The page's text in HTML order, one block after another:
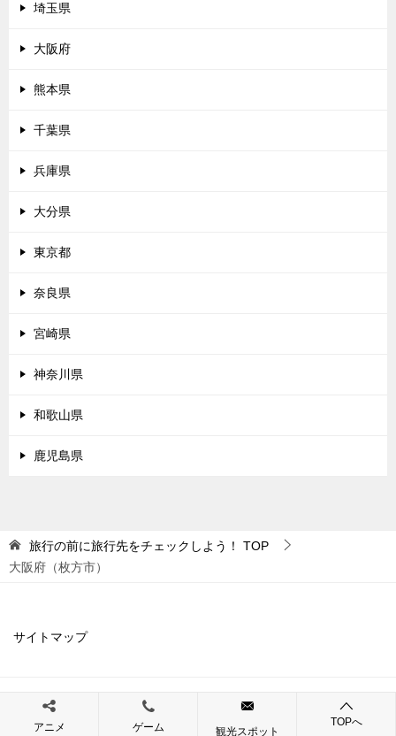
埼玉県
大阪府
熊本県
千葉県
兵庫県
大分県
東京都
奈良県
宮崎県
神奈川県
和歌山県
鹿児島県
旅行の前に旅行先をチェックしよう！
TOP
大阪府（枚方市）
サイトマップ
© 2019 旅行の前に旅行先をチェックしよう！
アニメ ゲーム 観光スポット
TOPへ